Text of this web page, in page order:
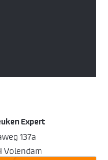
Expert
137a
Volendam